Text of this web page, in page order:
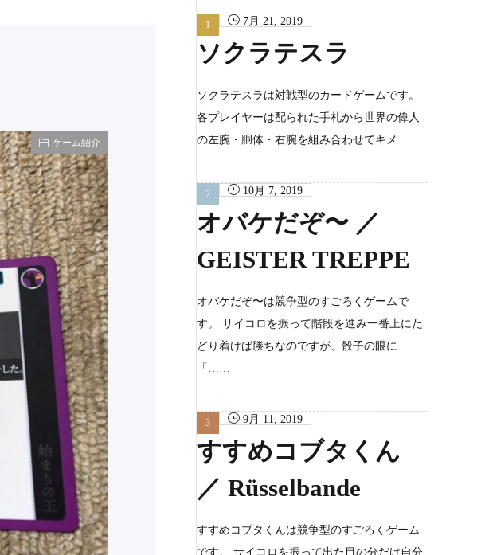
ゲーム紹介
7月 21, 2019
ソクラテスラ
ソクラテスラは対戦型のカードゲームです。
各プレイヤーは配られた手札から世界の偉人
の左腕・胴体・右腕を組み合わせてキメ……
10月 7, 2019
オバケだぞ〜 ／
GEISTER TREPPE
オバケだぞ〜は競争型のすごろくゲームで
す。 サイコロを振って階段を進み一番上にた
どり着けば勝ちなのですが、骰子の眼に
「……
9月 11, 2019
すすめコブタくん
／ Rüsselbande
すすめコブタくんは競争型のすごろくゲーム
です。 サイコロを振って出た目の分だけ自分